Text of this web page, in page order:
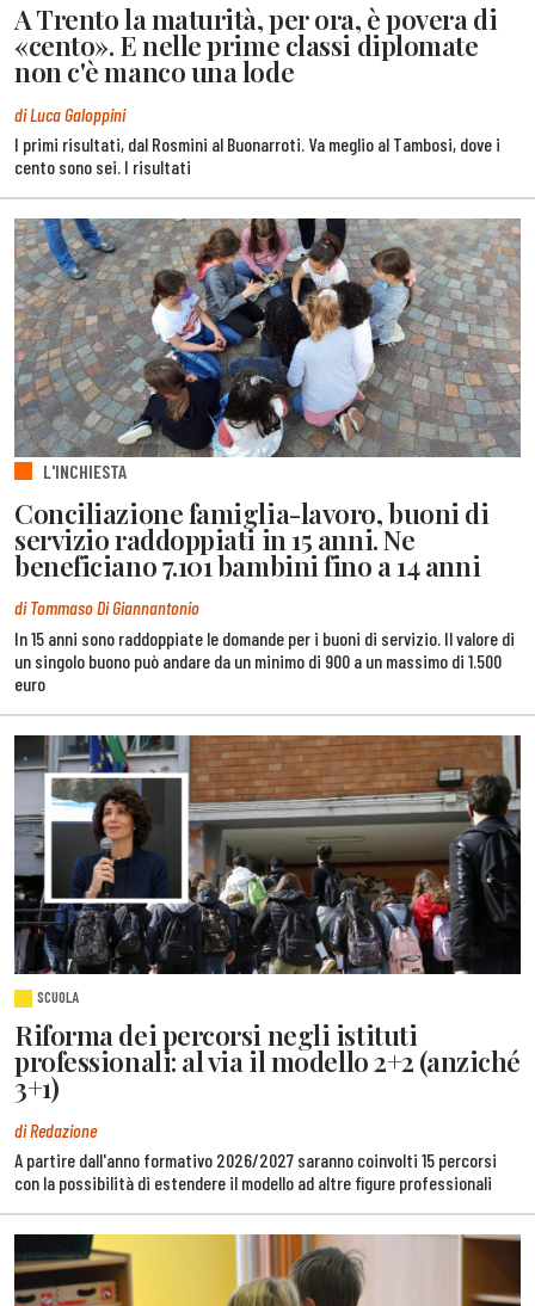
A Trento la maturità, per ora, è povera di
«cento». E nelle prime classi diplomate
non c'è manco una lode
di Luca Galoppini
I primi risultati, dal Rosmini al Buonarroti. Va meglio al Tambosi, dove i
cento sono sei. I risultati
L'INCHIESTA
Conciliazione famiglia-lavoro, buoni di
servizio raddoppiati in 15 anni. Ne
beneficiano 7.101 bambini fino a 14 anni
di Tommaso Di Giannantonio
In 15 anni sono raddoppiate le domande per i buoni di servizio. Il valore di
un singolo buono può andare da un minimo di 900 a un massimo di 1.500
euro
SCUOLA
Riforma dei percorsi negli istituti
professionali: al via il modello 2+2 (anziché
3+1)
di Redazione
A partire dall'anno formativo 2026/2027 saranno coinvolti 15 percorsi
con la possibilità di estendere il modello ad altre figure professionali